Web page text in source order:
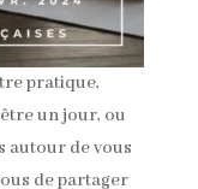
pratique,
un jour, ou
autour de vous
de partager